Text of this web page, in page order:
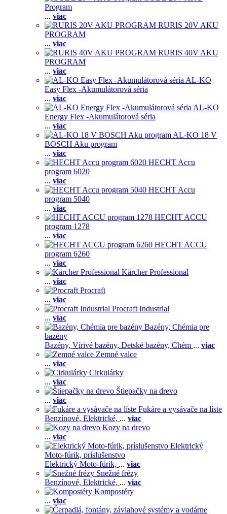
Program
... viac
RURIS 20V AKU
PROGRAM
... viac
RURIS 40V AKU
PROGRAM
... viac
AL-KO
Easy Flex -Akumulátorová séria
... viac
AL-KO
Energy Flex -Akumulátorová séria
... viac
AL-KO 18 V
BOSCH Aku program
... viac
HECHT Accu
program 6020
... viac
HECHT Accu
program 5040
... viac
HECHT ACCU
program 1278
... viac
HECHT ACCU
program 6260
... viac
Kärcher Professional
... viac
Procraft
... viac
Procraft Industrial
... viac
Bazény, Chémia pre
bazény
Bazény, Vírivé bazény, Detské bazény, Chém ... viac
Zemné valce
... viac
Cirkulárky
... viac
Štiepačky na drevo
... viac
Fukáre a vysávače na líste
Benzínové, Elektrické, ... viac
Kozy na drevo
... viac
Elektrický
Moto-fúrik, príslušenstvo
Elektrický Moto-fúrik, ... viac
Snežné frézy
Benzínové, Elektrické, ... viac
Kompostéry
... viac